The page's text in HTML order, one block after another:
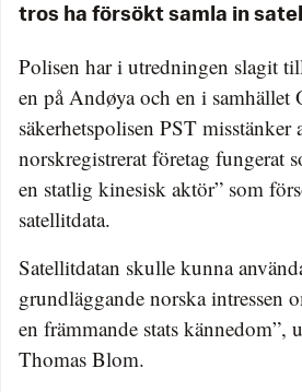
tros ha försökt samla in
Polisen har i utredningen slagit
en på Andøya och en i samhället
säkerhetspolisen PST misstänker
norskregistrerat företag fungerat
en statlig kinesisk aktör” som
satellitdata.
Satellitdatan skulle kunna
grundläggande norska intressen
en främmande stats kännedom”,
Thomas Blom.